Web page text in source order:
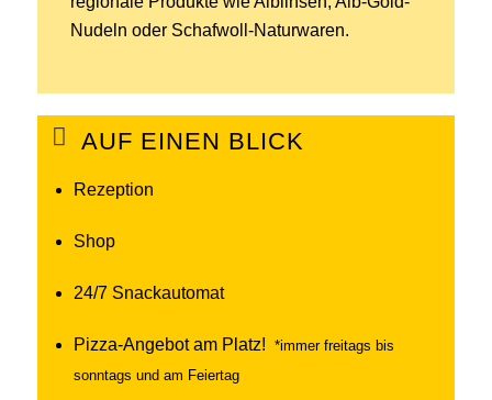
Nudeln oder Schafwoll-Naturwaren.
AUF EINEN BLICK
Rezeption
Shop
24/7 Snackautomat
Pizza-Angebot am Platz! *immer freitags bis
sonntags und am Feiertag